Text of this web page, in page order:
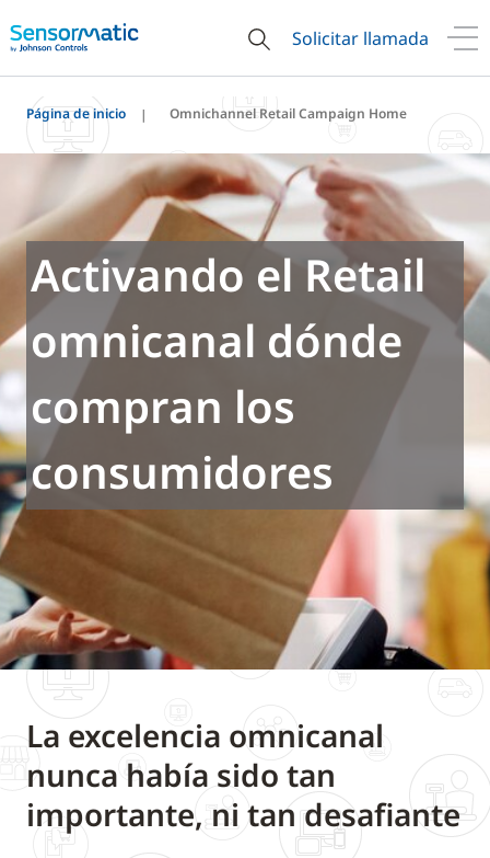
Solicitar llamada
Página de inicio Omnichannel Retail Campaign Home
Activando el Retail
omnicanal dónde
compran los
consumidores
La excelencia omnicanal
nunca había sido tan
importante, ni tan desafiante